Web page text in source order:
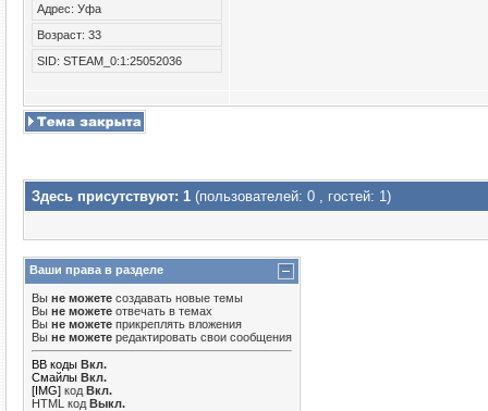
Адрес: Уфа
Возраст: 33
SID: STEAM_0:1:25052036
Здесь присутствуют: 1 (пользователей: 0 , гостей: 1)
Ваши права в разделе
Вы не можете создавать новые темы
Вы не можете отвечать в темах
Вы не можете прикреплять вложения
Вы не можете редактировать свои сообщения
BB коды Вкл.
Смайлы Вкл.
[IMG] код Вкл.
HTML код Выкл.